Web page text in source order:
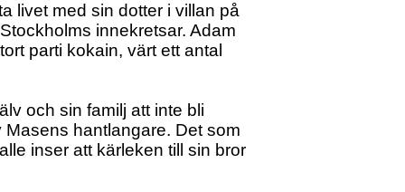
livet med sin dotter i villan på
innekretsar. Adam
parti kokain, värt ett antal
och sin familj att inte bli
hantlangare. Det som
inser att kärleken till sin bror